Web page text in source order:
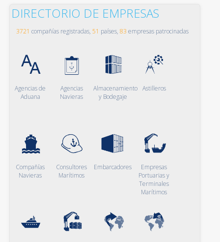
DIRECTORIO DE EMPRESAS
3721 compañías registradas, 51 países, 83 empresas patrocinadas
Agencias de
Aduana
Agencias
Navieras
Almacenamiento
y Bodegaje
Astilleros
Compañías
Navieras
Consultores
Marítimos
Embarcadores
Empresas
Portuarias y
Terminales
Marítimos